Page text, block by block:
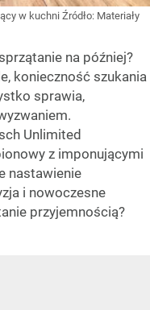
w kuchni Źródło: Materiały
na później?
konieczność szukania
sprawia,
Unlimited
z imponującymi
nastawienie
i nowoczesne
przyjemnością?